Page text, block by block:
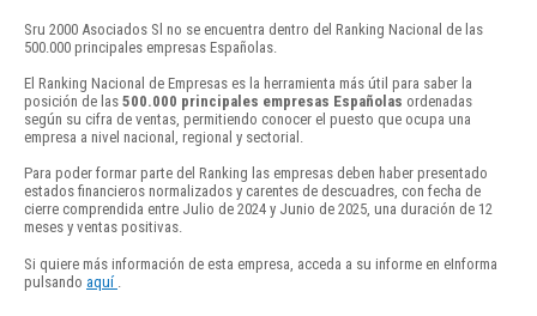
Sru 2000 Asociados Sl no se encuentra dentro del Ranking Nacional de las
500.000 principales empresas Españolas.
El Ranking Nacional de Empresas es la herramienta más útil para saber la
posición de las 500.000 principales empresas Españolas ordenadas
según su cifra de ventas, permitiendo conocer el puesto que ocupa una
empresa a nivel nacional, regional y sectorial.
Para poder formar parte del Ranking las empresas deben haber presentado
estados financieros normalizados y carentes de descuadres, con fecha de
cierre comprendida entre Julio de 2024 y Junio de 2025, una duración de 12
meses y ventas positivas.
Si quiere más información de esta empresa, acceda a su informe en eInforma
pulsando aquí